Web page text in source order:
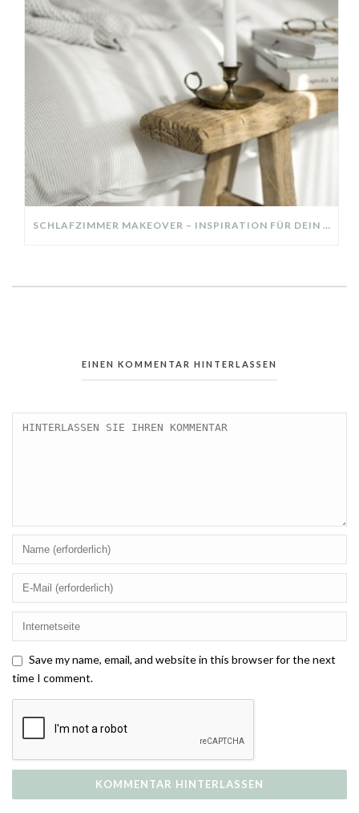
SCHLAFZIMMER MAKEOVER – INSPIRATION FÜR DEIN SCHLAFZIMMER: AUS ALT MACH NEU – HELL, GEMÜTLICH UND EINLADEND
EINEN KOMMENTAR HINTERLASSEN
Save my name, email, and website in this browser for the next
time I comment.